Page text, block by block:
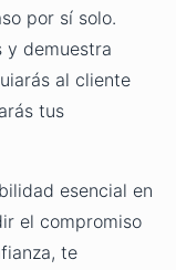
por sí solo.
y demuestra
al cliente
tus
esencial en
el compromiso
te